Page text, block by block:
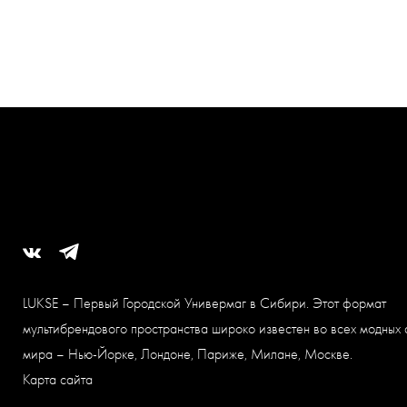
LUKSE – Первый Городской Универмаг в Сибири. Этот формат
мультибрендового пространства широко известен во всех модных
мира – Нью-Йорке, Лондоне, Париже, Милане, Москве.
Карта сайта